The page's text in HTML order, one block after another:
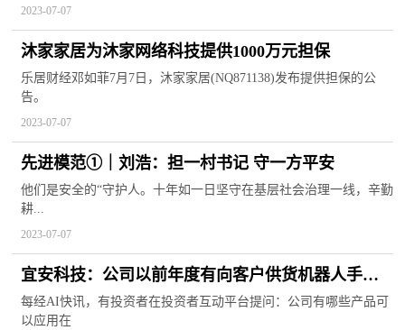
2023-07-07
沐家家居为沐家网络科技提供1000万元担保
乐居财经邓如菲7月7日，沐家家居(NQ871138)发布提供担保的公
告。
2023-07-07
先进模范①｜刘浩：担一村书记 守一方平安
他们是安全的“守护人。十年如一日坚守在基层社会治理一线，辛勤
耕...
2023-07-07
宜安科技：公司以前年度有向客户供货机器人手臂
结构件
每经AI快讯，有投资者在投资者互动平台提问：公司有哪些产品可
以应用在